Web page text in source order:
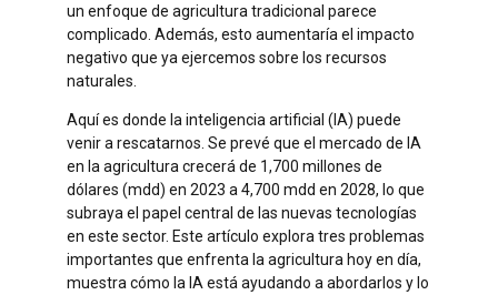
un enfoque de agricultura tradicional parece
complicado. Además, esto aumentaría el impacto
negativo que ya ejercemos sobre los recursos
naturales.
Aquí es donde la inteligencia artificial (IA) puede
venir a rescatarnos. Se prevé que el mercado de IA
en la agricultura crecerá de 1,700 millones de
dólares (mdd) en 2023 a 4,700 mdd en 2028, lo que
subraya el papel central de las nuevas tecnologías
en este sector. Este artículo explora tres problemas
importantes que enfrenta la agricultura hoy en día,
muestra cómo la IA está ayudando a abordarlos y lo